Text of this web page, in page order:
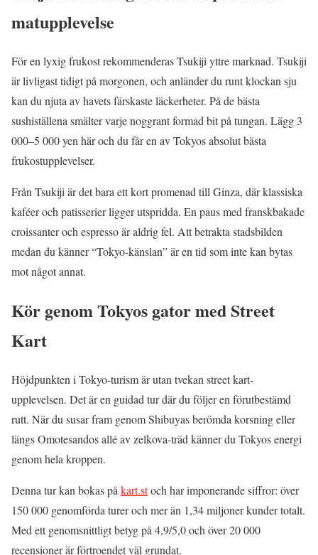
matupplevelse
För en lyxig frukost rekommenderas Tsukiji yttre marknad. Tsukiji
är livligast tidigt på morgonen, och anländer du runt klockan sju
kan du njuta av havets färskaste läckerheter. På de bästa
sushiställena smälter varje noggrant formad bit på tungan. Lägg 3
000–5 000 yen här och du får en av Tokyos absolut bästa
frukostupplevelser.
Från Tsukiji är det bara ett kort promenad till Ginza, där klassiska
kaféer och patisserier ligger utspridda. En paus med franskbakade
croissanter och espresso är aldrig fel. Att betrakta stadsbilden
medan du känner “Tokyo-känslan” är en tid som inte kan bytas
mot något annat.
Kör genom Tokyos gator med Street
Kart
Höjdpunkten i Tokyo-turism är utan tvekan street kart-
upplevelsen. Det är en guidad tur där du följer en förutbestämd
rutt. När du susar fram genom Shibuyas berömda korsning eller
längs Omotesandos allé av zelkova-träd känner du Tokyos energi
genom hela kroppen.
Denna tur kan bokas på kart.stoch har imponerande siffror: över
150 000 genomförda turer och mer än 1,34 miljoner kunder totalt.
Med ett genomsnittligt betyg på 4,9/5,0 och över 20 000
recensioner är förtroendet väl grundat.